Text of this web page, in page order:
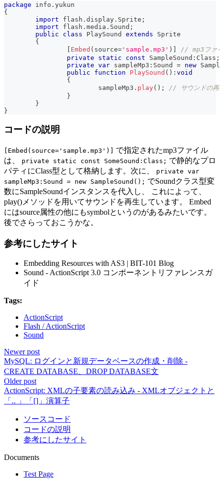
package info . yukun
{
import flash . display . Sprite ;
import flash . media . Sound ;
public
class PlaySound extends
Sprite
{
[ Embed ( source= 'sample.mp3' ) ]
// mp3ファ
private
static const SampleSound : Class ;
private var sampleMp3 : Sound = new
public
function PlaySound ( ) : void
{
			sampleMp3
. play( ) ;
// サウンドの再
}
}
}
コードの説明
[Embed(source='sample.mp3')]
で指定されたmp3ファイル
は、
private static const SomeSound:Class; で静的なプロ
パティにClass型として格納します。次に、
private var
sampleMp3:Sound = new SampleSound(); でSoundクラス型変
数にSampleSoundインスタンスを代入し、 これによって、
play()メソッドを用いてサウンドを再生しています。 Embed
にはsource属性の他にもsymbolというのがあるみたいです。
後でさらっておこうかな。
参考にしたサイト
Embedding Resources with AS3 | BIT-101 Blog
Sound - ActionScript 3.0 コンポーネントリファレンスガ
イド
Tags:
ActionScript
Flash / ActionScript
Sound
Newer post
MySQL: ログインと新規データベースの作成・削除 -
CREATE DATABASE、DROP DATABASE文
Older post
ActionScript: XMLの子要素の読み込み - XMLオブジェクトと
「.. 」「[]」演算子
ソースコード
コードの説明
参考にしたサイト
Documents
Test Page